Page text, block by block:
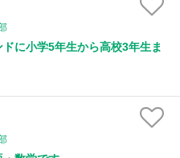
に小学5年生から高校3年生ま